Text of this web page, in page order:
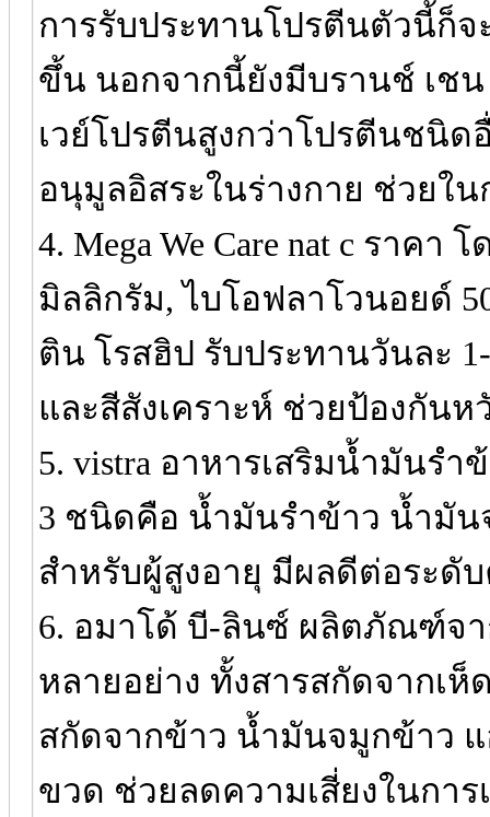
การรับประทานโปรตีนตัวนี้ก็จ
ขึ้น นอกจากนี้ยังมีบรานช์ เช
เวย์โปรตีนสูงกว่าโปรตีนชนิ
อนุมูลอิสระในร่างกาย ช่วยใ
4. Mega We Care nat c ราค
มิลลิกรัม, ไบโอฟลาโวนอยด์
ติน โรสฮิป รับประทานวันละ
และสีสังเคราะห์ ช่วยป้องกัน
5. vistra อาหารเสริมน้ำมันร
3 ชนิดคือ น้ำมันรำข้าว น้ำมั
สำหรับผู้สูงอายุ มีผลดีต่อระดั
6. อมาโด้ บี-ลินซ์ ผลิตภัณฑ์จ
หลายอย่าง ทั้งสารสกัดจากเ
สกัดจากข้าว น้ำมันจมูกข้าว
ขวด ช่วยลดความเสี่ยงในกา